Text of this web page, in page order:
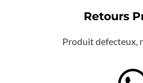
Retours
Produit defecteux,